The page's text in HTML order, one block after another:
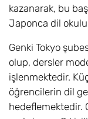
kazanarak, bu
Japonca dil
Genki Tokyo
olup, dersler
işlenmektedir.
öğrencilerin dil
hedeflemektedir.